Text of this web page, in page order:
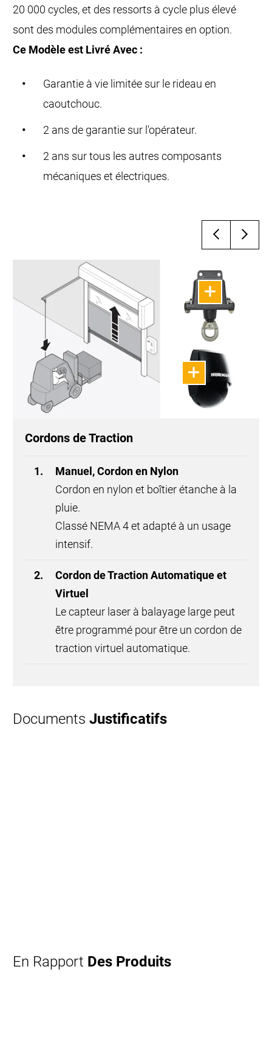
20 000 cycles, et des ressorts à cycle plus élevé
sont des modules complémentaires en option.
Ce Modèle est Livré Avec :
Garantie à vie limitée sur le rideau en
caoutchouc.
2 ans de garantie sur l'opérateur.
2 ans sur tous les autres composants
mécaniques et électriques.
Cordons de Traction
Manuel, Cordon en Nylon
Cordon en nylon et boîtier étanche à la
pluie.
Classé NEMA 4 et adapté à un usage
intensif.
Cordon de Traction Automatique et
Virtuel
Le capteur laser à balayage large peut
être programmé pour être un cordon de
traction virtuel automatique.
DocumentsJustificatifs
En Rapport Des Produits